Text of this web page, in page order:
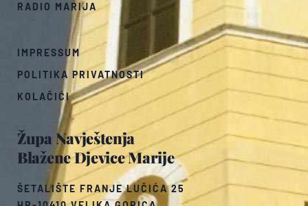
Župa Navještenja
Blažene Djevice Marije
ŠETALIŠTE FRANJE LUČIĆA 25
RADIO MARIJA
IMPRESSUM
POLITIKA PRIVATNOSTI
KOLAČIĆI